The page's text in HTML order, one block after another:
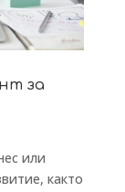
за
или
както